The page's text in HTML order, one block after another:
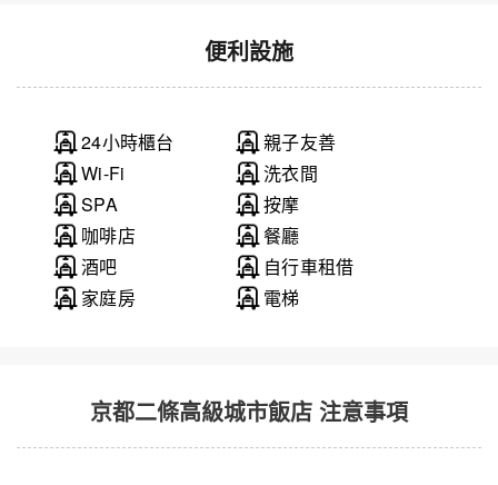
便利設施
24小時櫃台
親子友善
Wi-Fi
洗衣間
SPA
按摩
咖啡店
餐廳
酒吧
自行車租借
家庭房
電梯
京都二條高級城市飯店 注意事項